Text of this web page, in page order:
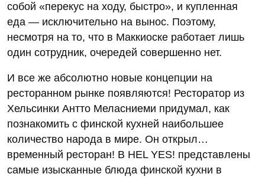
собой «перекус на ходу, быстро», и купленная
еда — исключительно на вынос. Поэтому,
несмотря на то, что в Маккиоске работает лишь
один сотрудник, очередей совершенно нет.
И все же абсолютно новые концепции на
ресторанном рынке появляются! Ресторатор из
Хельсинки Антто Меласниеми придумал, как
познакомить с финской кухней наибольшее
количество народа в мире. Он открыл…
временный ресторан! В HEL YES! представлены
самые изысканные блюда финской кухни в